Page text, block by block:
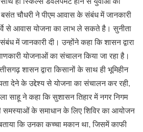
बसंत चौधरी ने पीएम आवास के संबंध में जानकारी
से आवास योजना का लाभ ले सकते है। सुनीता
में जानकारी दी। उन्होंने कहा कि शासन द्वारा
योजनाओं का संचालन किया जा रहा है।
शासन द्वारा किसानों के साथ ही भूमिहीन
देने के उद्देश्य से योजना का संचालन कर रही,
साहू ने कहा कि सुशासन तिहार में नगर निगम
समस्याओं के समाधान के लिए शिविर का आयोजन
कि उनका कच्चा मकान था, जिसमें काफी